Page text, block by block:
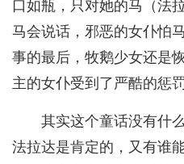
口如瓶，只对她的马（法
马会说话，邪恶的女仆怕
事的最后，牧鹅少女还是
主的女仆受到了严酷的惩罚
其实这个童话没有什
法拉达是肯定的，又有谁